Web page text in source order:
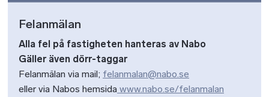
Felanmälan
Alla fel på fastigheten hanteras av Nabo
Gäller även dörr-taggar
Felanmälan via mail; felanmalan@nabo.se
eller via Nabos hemsida www.nabo.se/felanmalan